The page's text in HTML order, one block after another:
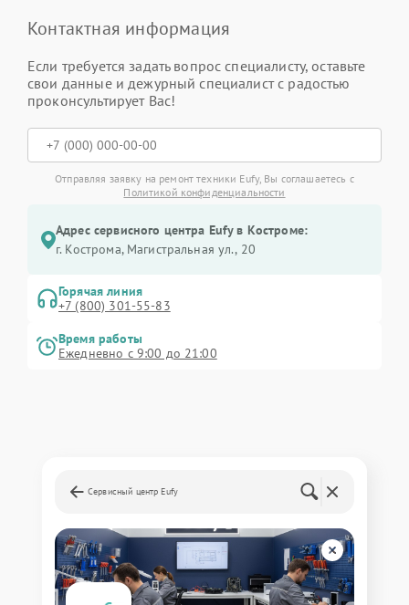
Контактная информация
Если требуется задать вопрос специалисту, оставьте
свои данные и дежурный специалист с радостью
проконсультирует Вас!
Отправляя заявку на ремонт техники Eufy, Вы соглашаетесь с
Политикой конфиденциальности
Адрес сервисного центра Eufy в Костроме:
г. Кострома, Магистральная ул., 20
Горячая линия
+7 (800) 301-55-83
Время работы
Ежедневно с 9:00 до 21:00
Сервисный центр Eufy